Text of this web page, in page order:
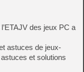
des jeux PC a
astuces de jeux-
et solutions